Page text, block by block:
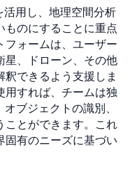
活用し、地理空間分析
ものにすることに重点
フォームは、ユーザー
星、ドローン、その他
できるよう支援しま
用すれば、チームは独
ブジェクトの識別、
ことができます。これ
固有のニーズに基づい